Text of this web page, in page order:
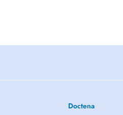
Doctena